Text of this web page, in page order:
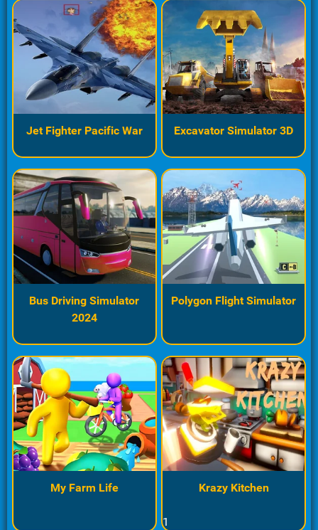
Jet Fighter Pacific War Excavator Simulator 3D
Bus Driving Simulator
2024
Polygon Flight Simulator
My Farm Life Krazy Kitchen
1